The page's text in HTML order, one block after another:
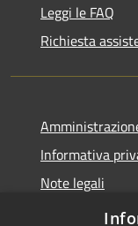
Leggi le FAQ
Richiesta
Informativa
Note legali
Dichiarazione